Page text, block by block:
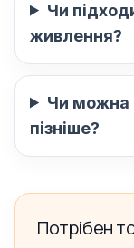
Чи
живлення?
Чи можна
пізніше?
Потрібен